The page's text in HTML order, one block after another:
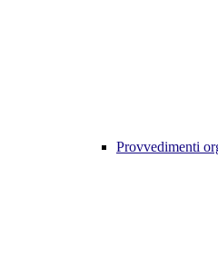
Provvedimenti